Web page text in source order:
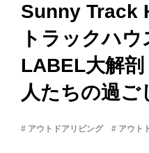
Sunny Track
トラックハ
LABEL大解
人たちの過ご
# アウトドアリビング # アウト